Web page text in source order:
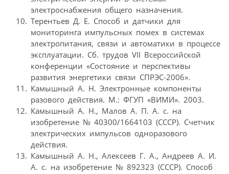
электроснабжения общего назначения.
Терентьев Д. Е. Способ и датчики для
мониторинга импульсных помех в системах
электропитания, связи и автоматики в процессе
эксплуатации. Сб. трудов VII Всероссийской
конференции «Состояние и перспективы
развития энергетики связи СПРЭС-2006».
Камышный А. Н. Электронные компоненты
разового действия. М.: ФГУП «ВИМИ». 2003.
Камышный А. Н., Малов А. П. А. с. на
изобретение № 40300/1664103 (СССР). Счетчик
электрических импульсов одноразового
действия.
Камышный А. Н., Алексеев Г. А., Андреев А. И.
А. с. на изобретение № 892323 (СССР). Способ